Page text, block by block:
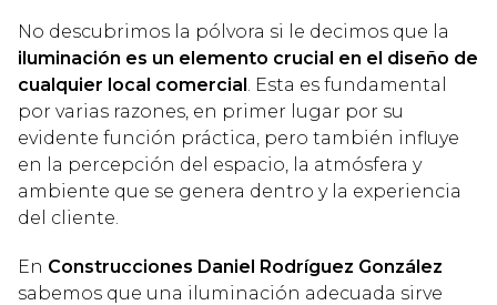
No descubrimos la pólvora si le decimos que la
iluminación es un elemento crucial en el diseño de
cualquier local comercial. Esta es fundamental
por varias razones, en primer lugar por su
evidente función práctica, pero también influye
en la percepción del espacio, la atmósfera y
ambiente que se genera dentro y la experiencia
del cliente.
En Construcciones Daniel Rodríguez González
sabemos que una iluminación adecuada sirve